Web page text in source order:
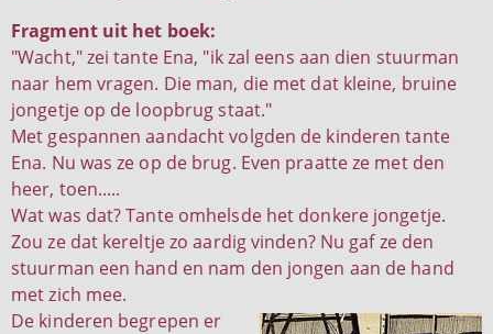
Fragment uit het boek:
"Wacht," zei tante Ena, "ik zal eens aan dien stuurman
naar hem vragen. Die man, die met dat kleine, bruine
jongetje op de loopbrug staat."
Met gespannen aandacht volgden de kinderen tante
Ena. Nu was ze op de brug. Even praatte ze met den
heer, toen.....
Wat was dat? Tante omhelsde het donkere jongetje.
Zou ze dat kereltje zo aardig vinden? Nu gaf ze den
stuurman een hand en nam den jongen aan de hand
met zich mee.
De kinderen begrepen er